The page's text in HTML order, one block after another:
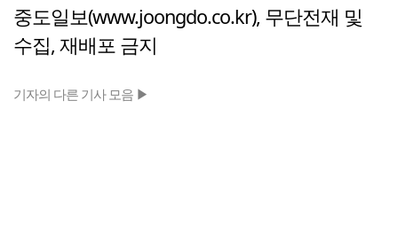
중도일보(www.joongdo.co.kr), 무단전재 및
수집, 재배포 금지
기자의 다른 기사 모음 ▶